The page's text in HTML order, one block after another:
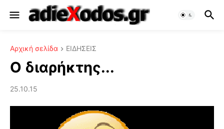
Αρχική σελίδα ΕΙΔΗΣΕΙΣ
Ο διαρήκτης...
25.10.15